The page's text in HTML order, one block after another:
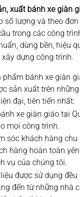
xuất bánh xe giàn
số lượng và theo
trong các công
dùng bền, hiệu
dựng công trình.
phẩm bánh xe giàn
sản xuất trên
đại, tiên tiến nhất.
xe giàn giáo tại
mọi công trình.
sóc khách hàng chu
hàng hoàn toàn
vụ của chúng tôi.
được sử dụng
đến từ những nhà